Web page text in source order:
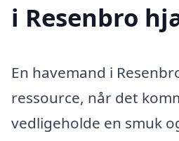
i Resenbro
En havemand i
ressource, når det
vedligeholde en smuk